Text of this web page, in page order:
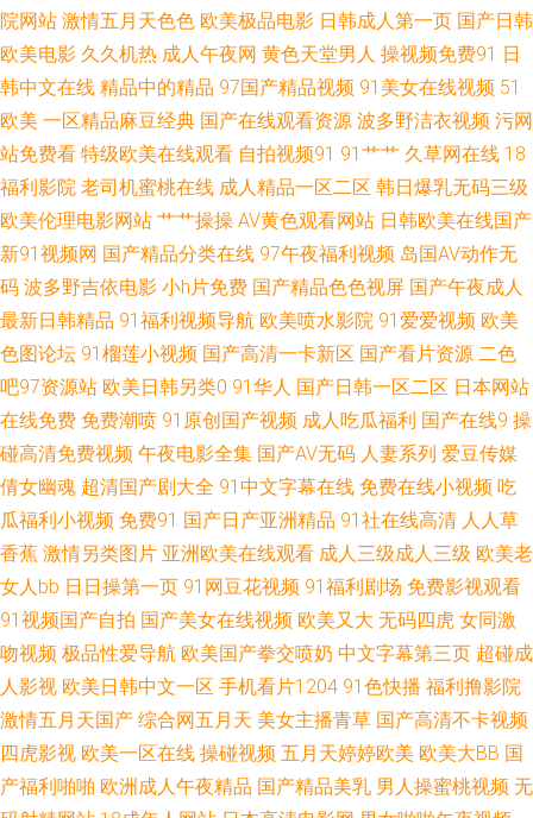
人日韩免费 午夜极品 91少女被入 豆花视频制服资源 精品第9页 在线观看91
视频 美女抠逼 91社区成人网站 免费网页免费黄 最新AV 国产精品啪啪啪 青
草五月婷 东京色视频 欧日韩一本道 91蜜臀不卡 91页在线视频 香蕉视频网页
浆 大香蕉8 精品第9页 久草福利导航官网 欧美成人干 亚洲变态性爱网 岛国
毛片 超碰91最新 国产岳母理论9 av天堂网址 黄色九一小视频 欧美色图网站
欧美特级片官网 综合色图第一页x 福利社黄色 免费在线成人网 国产三级网址
日本电影av 亚洲欧美不卡线 www国产中文 韩日VA 人人操欧美精品 91极速
版在线看 福利视频网址导航 麻豆东京热蜜桃 网站色片 91免费起飞18 超碰狠
狠干 黄色三级AV 欧美熟妇性生活 探花视频网站 欧美久久成人网站 亚洲毛片
网站 97骚资源 国产w色麻豆 玖玖热精品6 五月天色导航 91在线不卡 高清播
放一区二区 老司机久草 91国产夜色猫 浮力影院草 久草福利站 日本东京热色
韩精品欧美自拍 91红杏网站 东方成人AV无码 亚州乱轮天堂 日本操逼逼 中文
院网站 激情五月天色色 欧美极品电影 日韩成人第一页 国产日韩
欧美电影 久久机热 成人午夜网 黄色天堂男人 操视频免费91 日
韩中文在线 精品中的精品 97国产精品视频 91美女在线视频 51
欧美 一区精品麻豆经典 国产在线观看资源 波多野洁衣视频 污网
站免费看 特级欧美在线观看 自拍视频91 91艹艹 久草网在线 18
福利影院 老司机蜜桃在线 成人精品一区二区 韩日爆乳无码三级
欧美伦理电影网站 艹艹操操 AV黄色观看网站 日韩欧美在线国产
新91视频网 国产精品分类在线 97午夜福利视频 岛国AV动作无
码 波多野吉依电影 小h片免费 国产精品色色视屏 国产午夜成人
最新日韩精品 91福利视频导航 欧美喷水影院 91爱爱视频 欧美
色图论坛 91榴莲小视频 国产高清一卡新区 国产看片资源 二色
吧97资源站 欧美日韩另类0 91华人 国产日韩一区二区 日本网站
在线免费 免费潮喷 91原创国产视频 成人吃瓜福利 国产在线9 操
碰高清免费视频 午夜电影全集 国产AV无码 人妻系列 爱豆传媒
倩女幽魂 超清国产剧大全 91中文字幕在线 免费在线小视频 吃
瓜福利小视频 免费91 国产日产亚洲精品 91社在线高清 人人草
香蕉 激情另类图片 亚洲欧美在线观看 成人三级成人三级 欧美老
女人bb 日日操第一页 91网豆花视频 91福利剧场 免费影视观看
91视频国产自拍 国产美女在线视频 欧美又大 无码四虎 女同激
吻视频 极品性爱导航 欧美国产拳交喷奶 中文字幕第三页 超碰成
人影视 欧美日韩中文一区 手机看片1204 91色快播 福利撸影院
激情五月天国产 综合网五月天 美女主播青草 国产高清不卡视频
四虎影视 欧美一区在线 操碰视频 五月天婷婷欧美 欧美大BB 国
产福利啪啪 欧洲成人午夜精品 国产精品美乳 男人操蜜桃视频 无